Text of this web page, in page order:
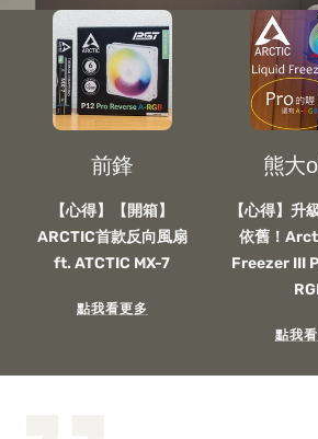
無
線
耳
機
機
殼
前鋒
【心得】【開箱】
ARCTIC首款反向風扇
ft. ATCTIC MX-7
點我看更多
熊大
【心得】升
依舊！
Freezer III
點我